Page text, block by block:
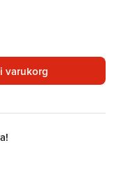
varukorg